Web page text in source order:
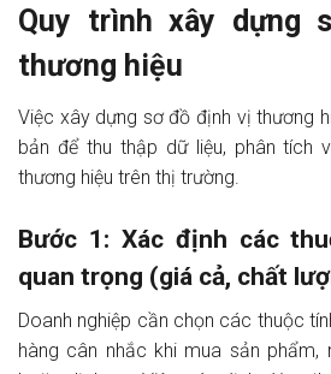
Quy trình xây dựng
thương hiệu
Việc xây dựng sơ đồ định vị thương
bản để thu thập dữ liệu, phân tích
thương hiệu trên thị trường.
Bước 1: Xác định các
quan trọng (giá cả, chất
Doanh nghiệp cần chọn các thuộc
hàng cân nhắc khi mua sản phẩm,